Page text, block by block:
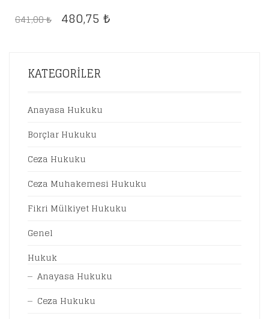
641,00₺ ORIJINAL
480,75 ₺ŞU
KATEGORILER
Anayasa Hukuku
Borçlar Hukuku
Ceza Hukuku
Ceza Muhakemesi Hukuku
Fikri Mülkiyet Hukuku
Genel
Hukuk
Anayasa Hukuku
Ceza Hukuku